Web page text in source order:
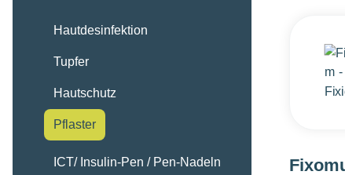
Hautdesinfektion
Tupfer
Hautschutz
Pflaster
ICT/ Insulin-Pen / Pen-Nadeln